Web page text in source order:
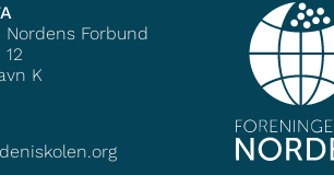
Nordens Forbund
K